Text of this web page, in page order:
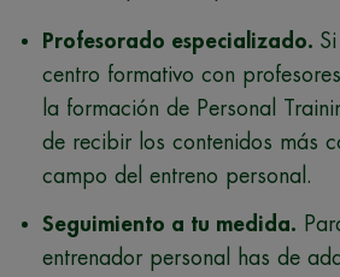
Profesorado especializado.
centro formativo con
la formación de Personal
de recibir los contenidos más
campo del entreno personal.
Seguimiento a tu medida.
entrenador personal has de